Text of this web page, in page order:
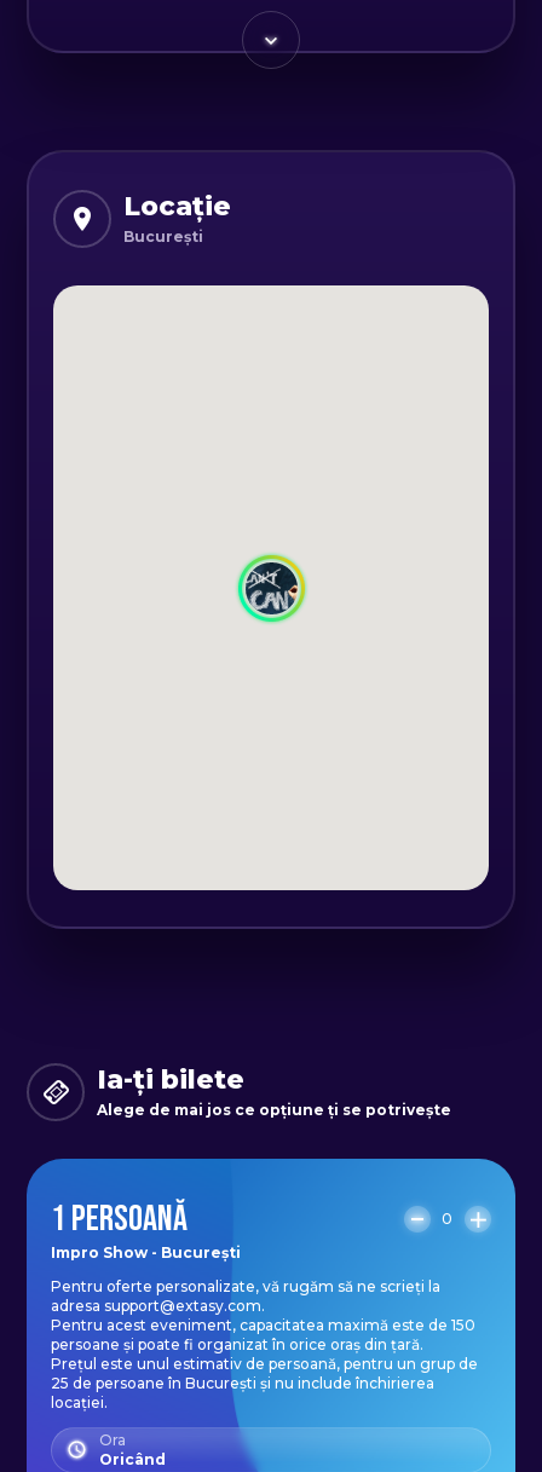
precum UCLA’s Anderson School of
Management, Duke University’s
introdus improvizația în curriculum.
concentrare, de imaginație și
coordonare în echipă.
o activitate în sine.
spațiu mare, care să permită
fiecărui participant să mențină o
Participanții vor purta mănuși și
măști de protecție sanitară
Se vor folosi permanent
dezinfectate și produse de unică
folosință.
Activitatea poate avea loc atât
Locație
București
Ia-ți bilete
Alege de mai jos ce opțiune ți se potrivește
1 PERSOANĂ
0
Impro Show - București
Pentru oferte personalizate, vă rugăm să ne scrieți la
adresa support@extasy.com.
Pentru acest eveniment, capacitatea maximă este de 150
persoane și poate fi organizat în orice oraș din țară.
Prețul este unul estimativ de persoană, pentru un grup de
25 de persoane în București și nu include închirierea
locației.
Ora
Oricând